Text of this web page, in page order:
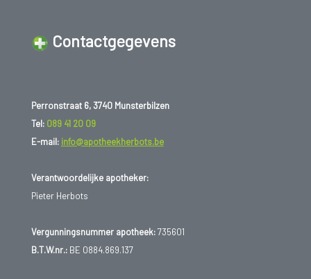
Contactgegevens
Perronstraat 6, 3740 Munsterbilzen
Tel: 089 41 20 09
E-mail: info@apotheekherbots.be
Verantwoordelijke apotheker:
Pieter Herbots
Vergunningsnummer apotheek:735601
B.T.W.nr.:BE 0884.869.137